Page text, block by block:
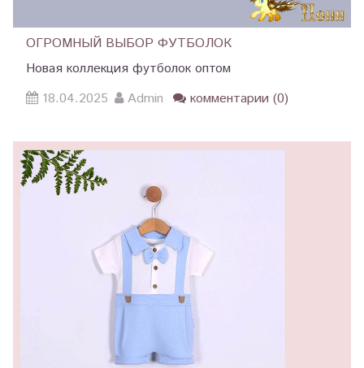
ОГРОМНЫЙ ВЫБОР ФУТБОЛОК
Новая коллекция футболок оптом
18.04.2025
Admin комментарии (0)